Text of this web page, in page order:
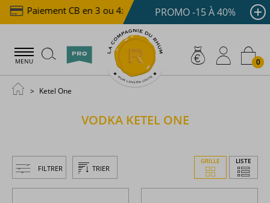
Paiement CB en 3 ou 4x dès 100 € Livraison
PROMO -15 À 40%
MENU 0
Ketel One
VODKA KETEL ONE
FILTRER TRIER
GRILLE LISTE